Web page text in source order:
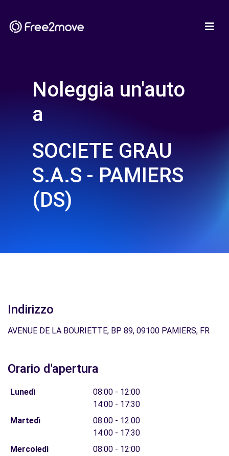
Noleggia un'auto
a
SOCIETE GRAU
S.A.S - PAMIERS
(DS)
Indirizzo
AVENUE DE LA BOURIETTE, BP 89, 09100 PAMIERS, FR
Orario d'apertura
Lunedì
08:00 - 12:00
14:00 - 17:30
Martedì
08:00 - 12:00
14:00 - 17:30
Mercoledì
08:00 - 12:00